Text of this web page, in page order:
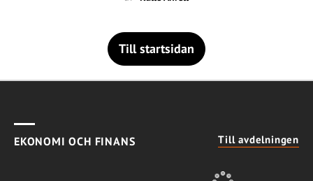
Till startsidan
EKONOMI OCH FINANS Till avdelningen